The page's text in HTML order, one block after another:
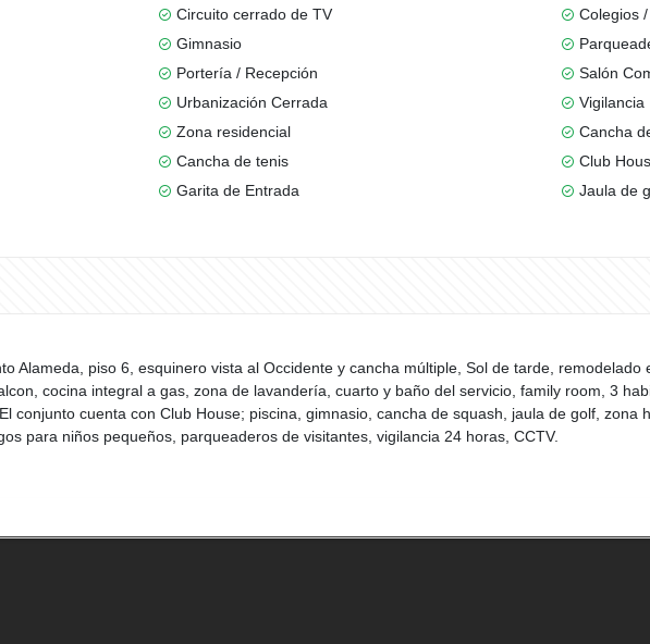
Circuito cerrado de TV
Colegios
Gimnasio
Portería / Recepción
Salón
Urbanización Cerrada
Vigilancia
Zona residencial
Cancha
Cancha de tenis
Club
Garita de Entrada
Jaula de
Alameda, piso 6, esquinero vista al Occidente y cancha múltiple, Sol de tarde,
cocina integral a gas, zona de lavandería, cuarto y baño del servicio, family room, 3
conjunto cuenta con Club House; piscina, gimnasio, cancha de squash, jaula de golf, zona
para niños pequeños, parqueaderos de visitantes, vigilancia 24 horas, CCTV.